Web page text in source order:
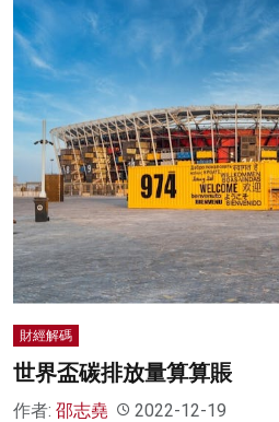
財經解碼
世界盃碳排放量算算賬
作者: 邵志堯 2022-12-19